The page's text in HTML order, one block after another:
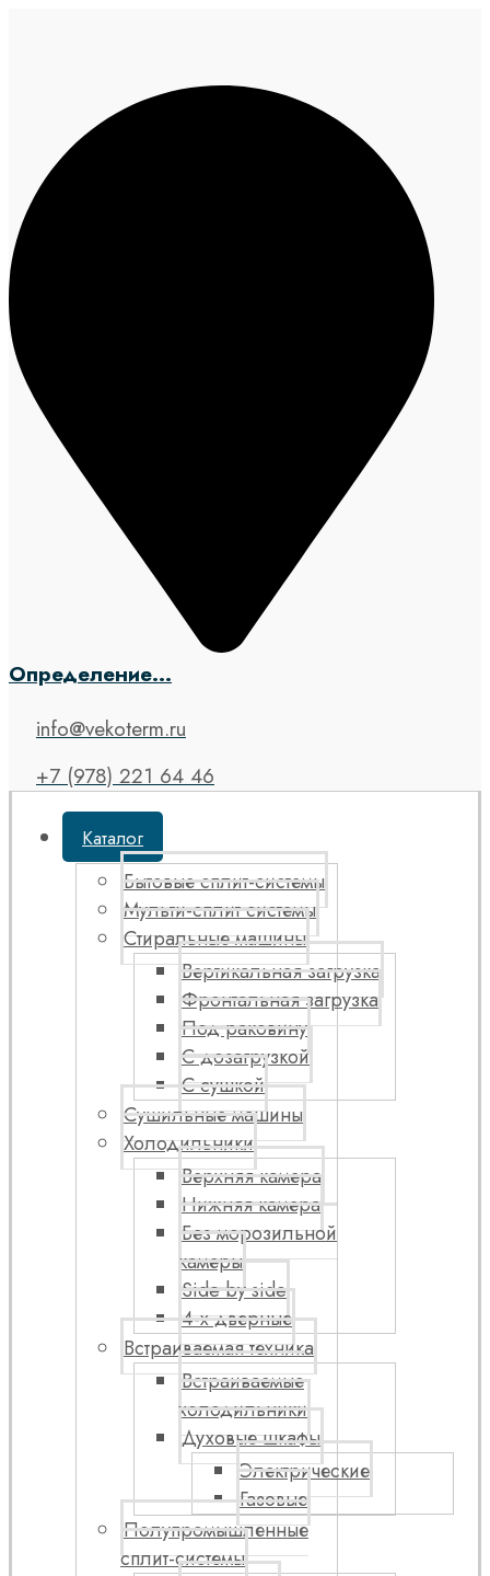
Определение...
info@vekoterm.ru
+7 (978) 221 64 46
Каталог
Бытовые сплит-системы
Мульти-сплит системы
Стиральные машины
Вертикальная загрузка
Фронтальная загрузка
Под раковину
С дозагрузкой
С сушкой
Сушильные машины
Холодильники
Верхняя камера
Нижняя камера
Без морозильной
камеры
Side by side
4-х дверные
Встраиваемая техника
Встраиваемые
холодильники
Духовые шкафы
Электрические
Газовые
Полупромышленные
сплит-системы